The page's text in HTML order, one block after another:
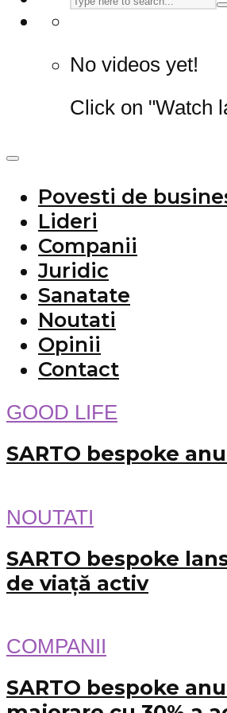
No videos yet!
Click on "Watch
Povesti de
Lideri
Companii
Juridic
Sanatate
Noutati
Opinii
Contact
GOOD LIFE
SARTO bespoke
NOUTATI
SARTO bespoke
de viață activ
COMPANII
SARTO bespoke